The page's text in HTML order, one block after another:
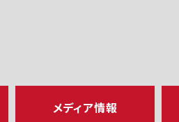
メディア情報